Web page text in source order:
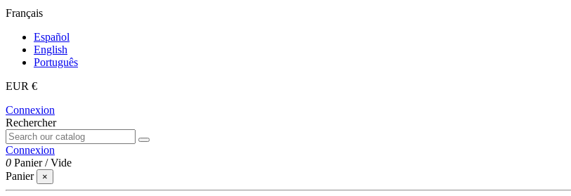
Français
Español
English
Português
EUR €
Connexion
Rechercher
Connexion
0 Panier /Vide
Panier
×